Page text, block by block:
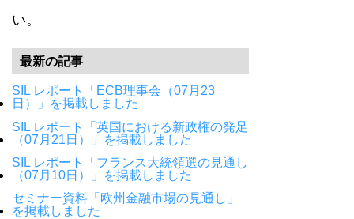
い。
最新の記事
SIL レポート「ECB理事会（07月23
日）」を掲載しました
SIL レポート「英国における新政権の発足
（07月21日）」を掲載しました
SIL レポート「フランス大統領選の見通し
（07月10日）」を掲載しました
セミナー資料「欧州金融市場の見通し」
を掲載しました